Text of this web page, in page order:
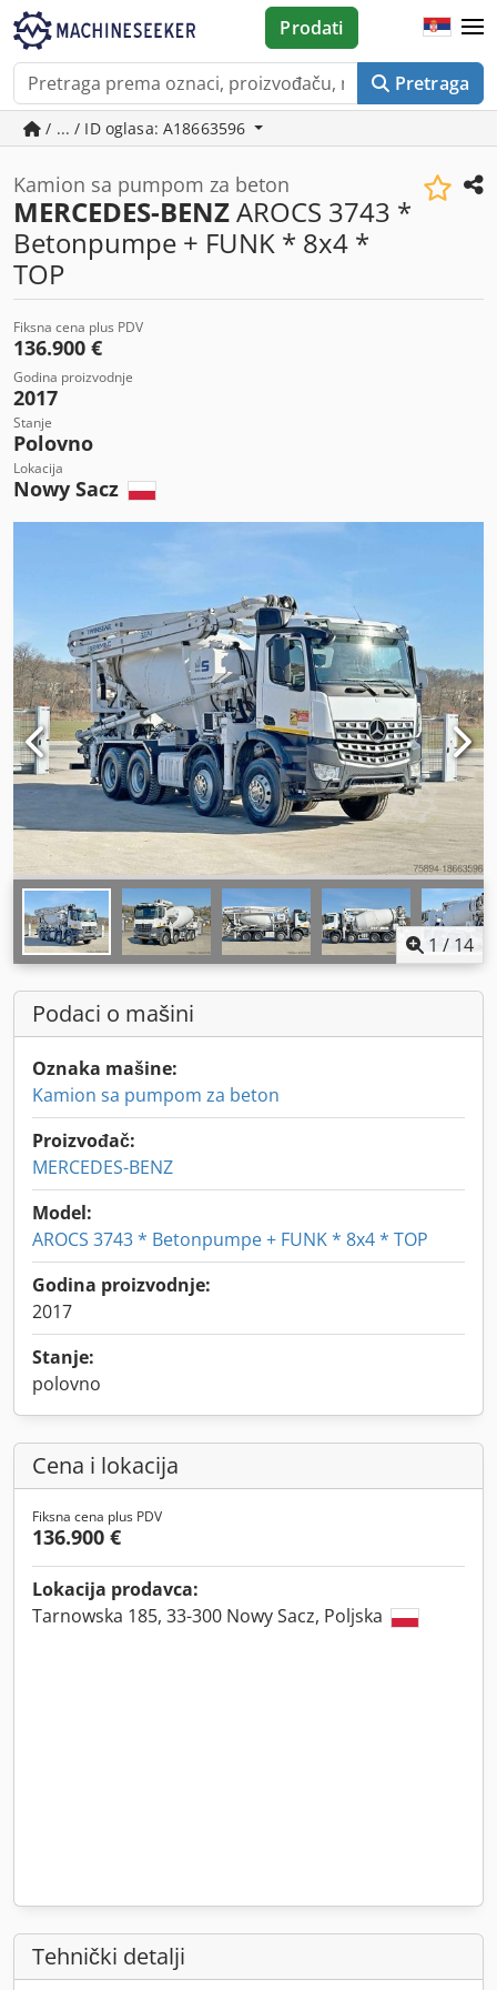
Pretraga
Prodati
/ ... / ID oglasa: A18663596
Kamion sa pumpom za beton
MERCEDES-BENZAROCS 3743 *
Betonpumpe + FUNK * 8x4 *
TOP
Fiksna cena plus PDV
136.900 €
Godina proizvodnje
2017
Stanje
Polovno
Lokacija
Nowy Sacz
1 / 14
Podaci o mašini
Oznaka mašine:
Kamion sa pumpom za beton
Proizvođač:
MERCEDES-BENZ
Model:
AROCS 3743 * Betonpumpe + FUNK * 8x4 * TOP
Godina proizvodnje:
2017
Stanje:
polovno
Cena i lokacija
Fiksna cena plus PDV
136.900 €
Lokacija prodavca:
Tarnowska 185, 33-300 Nowy Sacz, Poljska
Tehnički detalji